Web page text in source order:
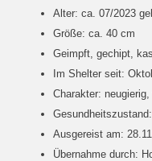
Alter: ca. 07/2023
Größe: ca. 40 cm
Geimpft, gechipt,
Im Shelter seit:
Charakter:
Ausgereist am:
Übernahme durch: